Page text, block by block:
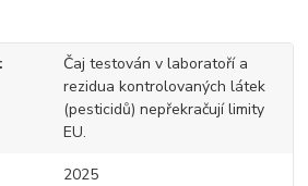
Čaj testován v laboratoří a
rezidua kontrolovaných látek
(pesticidů) nepřekračují limity
EU.
2025